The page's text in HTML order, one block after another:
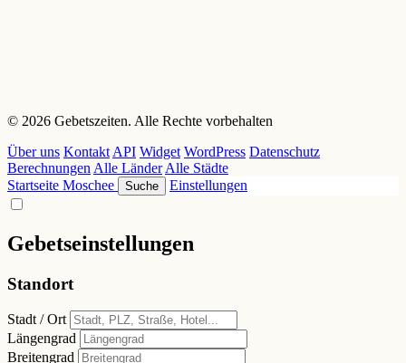
© 2026 Gebetszeiten. Alle Rechte vorbehalten
Über uns Kontakt API Widget WordPress Datenschutz
Berechnungen Alle Länder Alle Städte
Startseite Moschee Suche Einstellungen
Gebetseinstellungen
Standort
Stadt / Ort
Längengrad
Breitengrad